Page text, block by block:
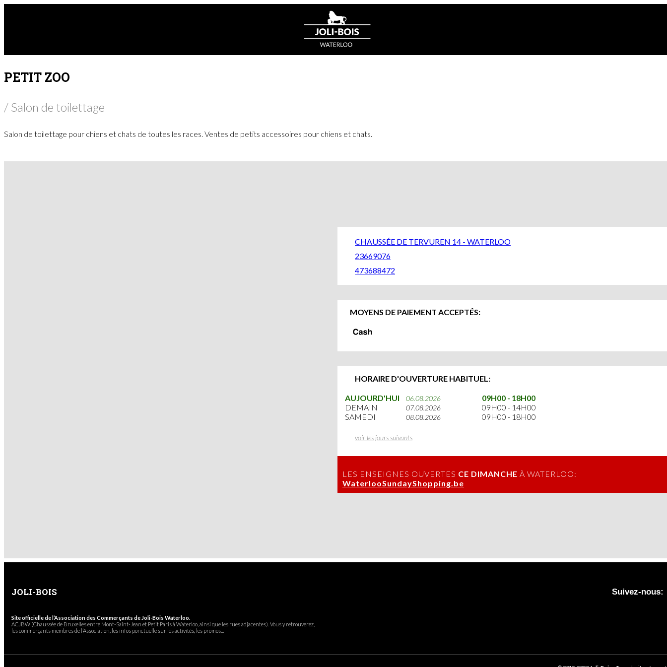
PETIT ZOO
/ Salon de toilettage
Salon de toilettage pour chiens et chats de toutes les races. Ventes de petits accessoires pour chiens et chats.
CHAUSSÉE DE TERVUREN 14 - WATERLOO
23669076
473688472
MOYENS DE PAIEMENT ACCEPTÉS:
HORAIRE D'OUVERTURE HABITUEL:
AUJOURD'HUI 06.08.2026
09H00 - 18H00
DEMAIN
07.08.2026
09H00 - 14H00
SAMEDI
08.08.2026 09H00 - 18H00
voir les jours suivants
LES ENSEIGNES OUVERTES CE DIMANCHE À WATERLOO:
WaterlooSundayShopping.be
JOLI-BOIS
Site officielle de l’Association des Commerçants de Joli-Bois Waterloo.
ACJBW (Chaussée de Bruxelles entre Mont-Saint-Jean et Petit Paris à Waterloo, ainsi que les rues adjacentes). Vous y retrouverez,
les commerçants membres de l’Association, les infos ponctuelle sur les activités, les promos...
Suivez-nous: